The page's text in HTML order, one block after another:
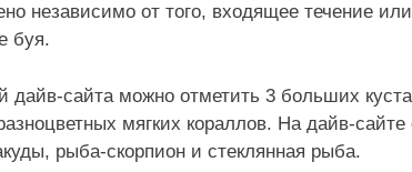
независимо от того, входящее течение
буя.
дайв-сайта можно отметить 3 больших
мягких кораллов. На дайв-
рыба-скорпион и стеклянная рыба.